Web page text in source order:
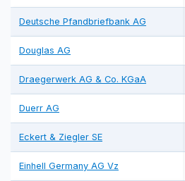
Deutsche Pfandbriefbank AG
Douglas AG
Draegerwerk AG & Co. KGaA
Duerr AG
Eckert & Ziegler SE
Einhell Germany AG Vz